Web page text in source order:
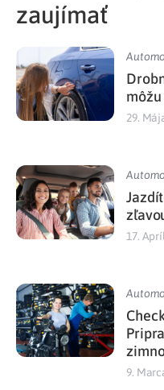
zaujímať
29.
17.
9.